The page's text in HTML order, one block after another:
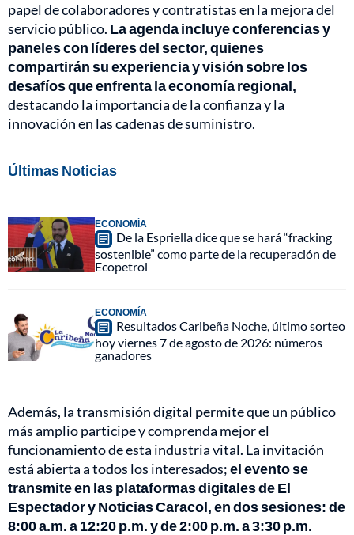
papel de colaboradores y contratistas en la mejora del
servicio público. La agenda incluye conferencias y
paneles con líderes del sector, quienes
compartirán su experiencia y visión sobre los
desafíos que enfrenta la economía regional,
destacando la importancia de la confianza y la
innovación en las cadenas de suministro.
Últimas Noticias
ECONOMÍA
De la Espriella dice que se hará “fracking
sostenible” como parte de la recuperación de
Ecopetrol
ECONOMÍA
Resultados Caribeña Noche, último sorteo
hoy viernes 7 de agosto de 2026: números
ganadores
Además, la transmisión digital permite que un público
más amplio participe y comprenda mejor el
funcionamiento de esta industria vital. La invitación
está abierta a todos los interesados;el evento se
transmite en las plataformas digitales de El
Espectador y Noticias Caracol, en dos sesiones: de
8:00 a.m. a 12:20 p.m. y de 2:00 p.m. a 3:30 p.m.